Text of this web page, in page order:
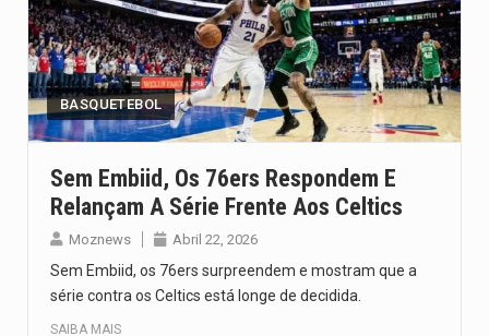
O pagamento marca o desfecho de um dos processos mais…
O programa, cuja implementação está prevista entre abril de 2026…
A nova legislação estabelece um prazo de 180 dias para…
O Departamento de Estado norte-americano confirmou que cidadãos dos Estados…
BASQUETEBOL
Sem Embiid, Os 76ers Respondem E
Relançam A Série Frente Aos Celtics
Moznews Abril 22, 2026
Sem Embiid, os 76ers surpreendem e mostram que a
série contra os Celtics está longe de decidida.
SAIBA MAIS